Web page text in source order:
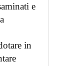
e
in